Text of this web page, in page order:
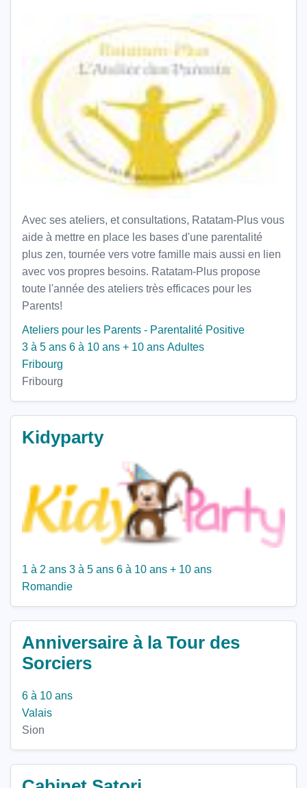
Avec ses ateliers, et consultations, Ratatam-Plus vous
aide à mettre en place les bases d'une parentalité
plus zen, tournée vers votre famille mais aussi en lien
avec vos propres besoins. Ratatam-Plus propose
toute l'année des ateliers très efficaces pour les
Parents!
Ateliers pour les Parents - Parentalité Positive
3 à 5 ans 6 à 10 ans + 10 ans Adultes
Fribourg
Fribourg
Kidyparty
1 à 2 ans 3 à 5 ans 6 à 10 ans + 10 ans
Romandie
Anniversaire à la Tour des
Sorciers
6 à 10 ans
Valais
Sion